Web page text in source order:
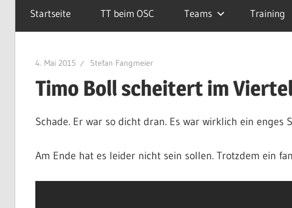
Startseite TT beim OSC Teams Training
4. Mai 2015 Stefan Fangmeier
Timo Boll scheitert im
Schade. Er war so dicht dran. Es war wirklich ein
Am Ende hat es leider nicht sein sollen. Trotzdem ein